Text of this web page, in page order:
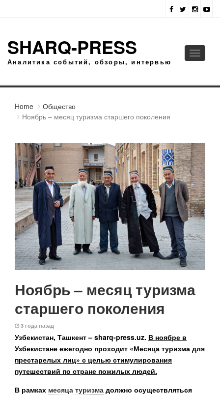
SHARQ-PRESS
Аналитика событий, обзоры, интервью
Toggle
Home
Общество
Ноябрь – месяц туризма старшего поколения
Ноябрь – месяц туризма
старшего поколения
3 года назад
Узбекистан, Ташкент – sharq-press.uz. В ноябре в
Узбекистане ежегодно проходит «Месяца туризма для
престарелых лиц» с целью стимулирования
путешествий по стране пожилых людей.
В рамках месяца туризма должно осуществляться